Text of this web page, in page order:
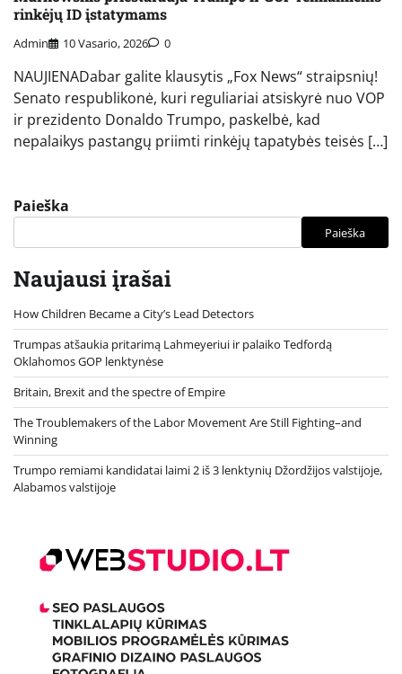
rinkėjų ID įstatymams
Admin 10 Vasario, 2026 0
NAUJIENADabar galite klausytis „Fox News“ straipsnių!
Senato respublikonė, kuri reguliariai atsiskyrė nuo VOP
ir prezidento Donaldo Trumpo, paskelbė, kad
nepalaikys pastangų priimti rinkėjų tapatybės teisės […]
Paieška
Paieška
Naujausi įrašai
How Children Became a City’s Lead Detectors
Trumpas atšaukia pritarimą Lahmeyeriui ir palaiko Tedfordą
Oklahomos GOP lenktynėse
Britain, Brexit and the spectre of Empire
The Troublemakers of the Labor Movement Are Still Fighting–and
Winning
Trumpo remiami kandidatai laimi 2 iš 3 lenktynių Džordžijos valstijoje,
Alabamos valstijoje